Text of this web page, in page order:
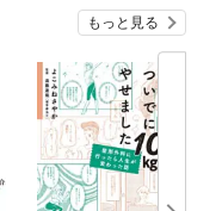
もっと見る